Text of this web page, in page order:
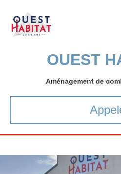
OUEST
Aménagement de